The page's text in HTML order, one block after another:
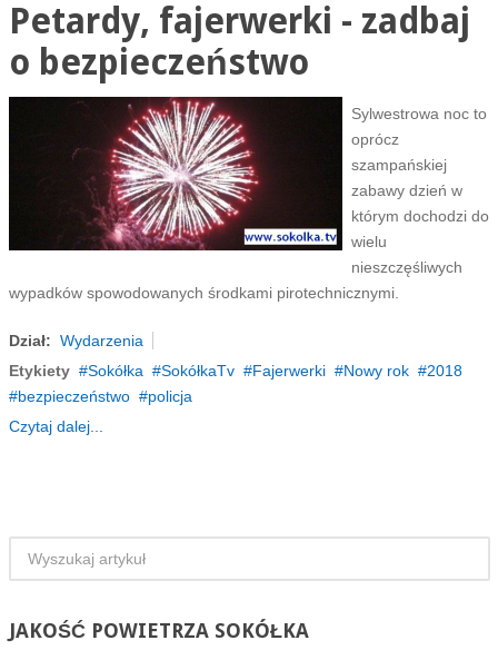
Petardy, fajerwerki - zadbaj
o bezpieczeństwo
Sylwestrowa noc to
oprócz
szampańskiej
zabawy dzień w
którym dochodzi do
wielu
nieszczęśliwych
wypadków spowodowanych środkami pirotechnicznymi.
Dział: Wydarzenia
Etykiety
Sokółka SokółkaTv Fajerwerki Nowy rok
2018
bezpieczeństwo
policja
Czytaj dalej...
JAKOŚĆPOWIETRZA SOKÓŁKA